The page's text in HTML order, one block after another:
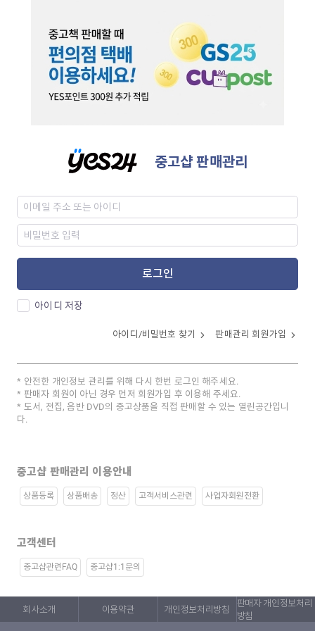
중고샵 판매관리
로그인
아이디 저장
아이디/비밀번호 찾기 판매관리 회원가입
안전한 개인정보 관리를 위해 다시 한번 로그인 해주세요.
판매자 회원이 아닌 경우 먼저 회원가입 후 이용해 주세요.
도서, 전집, 음반 DVD의 중고상품을 직접 판매할 수 있는 열린공간입니
다.
중고샵 판매관리 이용안내
상품등록 상품배송 정산 고객서비스관련 사업자회원전환
고객센터
중고샵관련FAQ 중고샵1:1문의
회사소개 이용약관 개인정보처리방침
판매자 개인정보처리
방침